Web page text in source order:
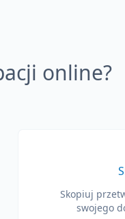
online?
Skopiuj
swojego